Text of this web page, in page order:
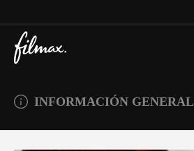
INFORMACIÓN GENERAL